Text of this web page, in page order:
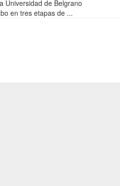
Universidad de Belgrano
en tres etapas de ...